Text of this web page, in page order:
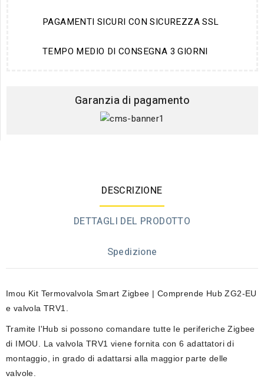
PAGAMENTI SICURI CON SICUREZZA SSL
TEMPO MEDIO DI CONSEGNA 3 GIORNI
Garanzia di pagamento
DESCRIZIONE
DETTAGLI DEL PRODOTTO
Spedizione
Imou Kit Termovalvola Smart Zigbee | Comprende Hub ZG2-EU
e valvola TRV1.
Tramite l'Hub si possono comandare tutte le periferiche Zigbee
di IMOU. La valvola TRV1 viene fornita con 6 adattatori di
montaggio, in grado di adattarsi alla maggior parte delle
valvole.